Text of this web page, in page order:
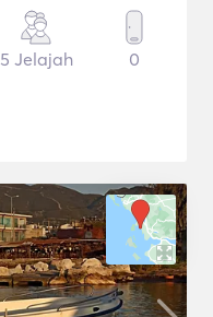
5 Jelajah 0